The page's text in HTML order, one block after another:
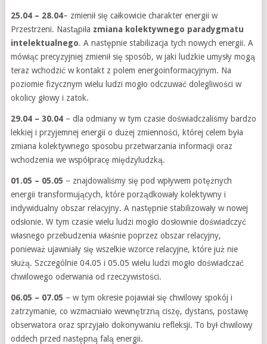
25.04 – 28.04– zmienił się całkowicie charakter energii w
Przestrzeni. Nastąpiła zmiana kolektywnego paradygmatu
intelektualnego. A następnie stabilizacja tych nowych energii. A
mówiąc precyzyjniej zmienił się sposób, w jaki ludzkie umysły mogą
teraz wchodzić w kontakt z polem energoinformacyjnym. Na
poziomie fizycznym wielu ludzi mogło odczuwać dolegliwości w
okolicy głowy i zatok.
29.04 – 30.04– dla odmiany w tym czasie doświadczaliśmy bardzo
lekkiej i przyjemnej energii o dużej zmienności, której celem była
zmiana kolektywnego sposobu przetwarzania informacji oraz
wchodzenia we współpracę międzyludzką.
01.05 – 05.05 – znajdowaliśmy się pod wpływem potężnych
energii transformujących, które porządkowały kolektywny i
indywidualny obszar relacyjny. A następnie stabilizowały w nowej
odsłonie. W tym czasie wielu ludzi mogło dosłownie doświadczyć
własnego przebudzenia właśnie poprzez obszar relacyjny,
ponieważ ujawniały się wszelkie wzorce relacyjne, które już nie
służą. Szczególnie 04.05 i 05.05 wielu ludzi mogło doświadczać
chwilowego oderwania od rzeczywistości.
06.05 – 07.05 – w tym okresie pojawiał się chwilowy spokój i
zatrzymanie, co wzmacniało wewnętrzną ciszę, dystans, postawę
obserwatora oraz sprzyjało dokonywaniu refleksji. To był chwilowy
oddech przed następną falą energii.